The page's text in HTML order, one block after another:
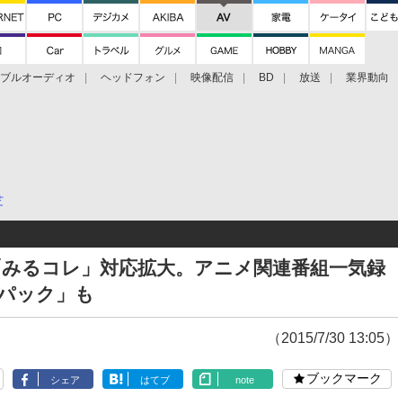
ルオーディオ ヘッドフォン 映像配信 BD 放送 業界動向
るコレ」対応拡大。アニメ関連番組一気録
ック」も
（2015/7/30 13:05）
シェア はてブ note ブックマーク